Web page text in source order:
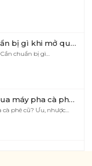
Cà phê đặc sản là gì? Cần chuẩn bị gì khi mở quán cà phê đặc sản?
chuẩn bị gì…
Ưu, nhược điểm cần biết khi mua máy pha cà phê cũ
phê cũ? Ưu, nhược…